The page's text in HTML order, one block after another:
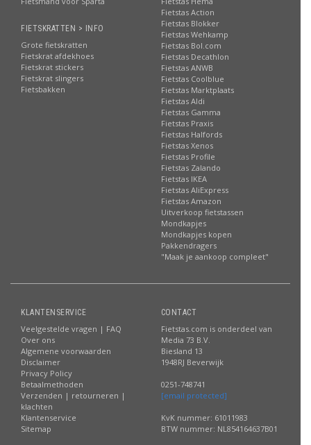
FIETSKRATTEN > INFO
Grote fietskratten
Fietskrat afdekhoes
Fietskrat stickers
Fietskrat slingers
Fietsbakken
Fietstas Action
Fietstas Blokker
Fietstas Wehkamp
Fietstas Bol.com
Fietstas Decathlon
Fietstas ANWB
Fietstas Coolblue
Fietstas Marktplaats
Fietstas Aldi
Fietstas Gamma
Fietstas Praxis
Fietstas Halfords
Fietstas Xenos
Fietstas Profile
Fietstas Zalando
Fietstas IKEA
Fietstas AliExpress
Fietstas Amazon
Uitverkoop fietstassen
Mondkapjes
Mondkapjes kopen
Pakkendragers
"Maak je aankoop compleet"
KLANTENSERVICE
Veelgestelde vragen | FAQ
Over ons
Algemene voorwaarden
Disclaimer
Privacy Policy
Betaalmethoden
Verzenden | retourneren |
klachten
Klantenservice
Sitemap
CONTACT
Fietstas.com is onderdeel van
Media 73 B.V.
Biesland 13
1948RJ Beverwijk
0251-748741
[email protected]
KvK nummer: 61011983
BTW nummer: NL854164637B01